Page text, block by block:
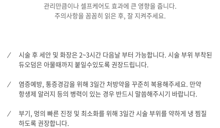
관리만큼이나 셀프케어도 효과에 큰 영향을 줍니다.
주의사항을 꼼꼼히 읽은 후, 잘 지켜주세요.
시술 후 세안 및 화장은 2~3시간 다음날 부터 가능합니다. 시술 부위 부착된
듀오덤은 아물때까지 붙일수있도록 권장드립니다.
염증예방, 통증경감을 위해 3일간 처방약을 꾸준히 복용해주세요. 만약
항생제 알러지 등의 병력이 있는 경우 반드시 말씀해주시기 바랍니다.
부기, 멍의 빠른 진정 및 최소화를 위해 3일간 시술 부위를 약하게 냉 찜질
하도록 권장합니다.